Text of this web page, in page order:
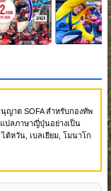
าต SOFA สำหรับกองทัพ
ปลภาษาญี่ปุ่นอย่างเป็น
ต้หวัน, เบลเยียม, โมนาโก